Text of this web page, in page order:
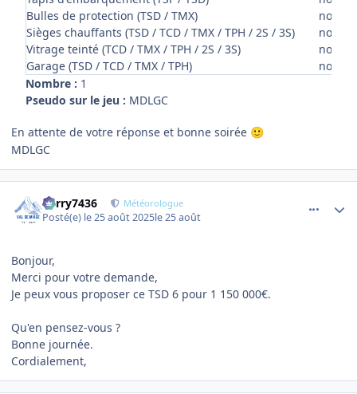
Bulles de protection (TSD / TMX)
non
Sièges chauffants (TSD / TCD / TMX / TPH / 2S / 3S)
non
Vitrage teinté (TCD / TMX / TPH / 2S / 3S)
non
Garage (TSD / TCD / TMX / TPH)
non
Nombre : 1
Pseudo sur le jeu : MDLGC
En attente de votre réponse et bonne soirée 🙂
MDLGC
Perry7436 Météorologue
Posté(e) le 25 août 2025le 25 août
Bonjour,
Merci pour votre demande,
Je peux vous proposer ce TSD 6 pour 1 150 000€.
Qu'en pensez-vous ?
Bonne journée.
Cordialement,